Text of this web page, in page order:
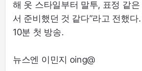
해 옷 스타일부터 말투, 표정 같
서 준비했던 것 같다”라고 전했
10분 첫 방송.
뉴스엔 이민지 oing@